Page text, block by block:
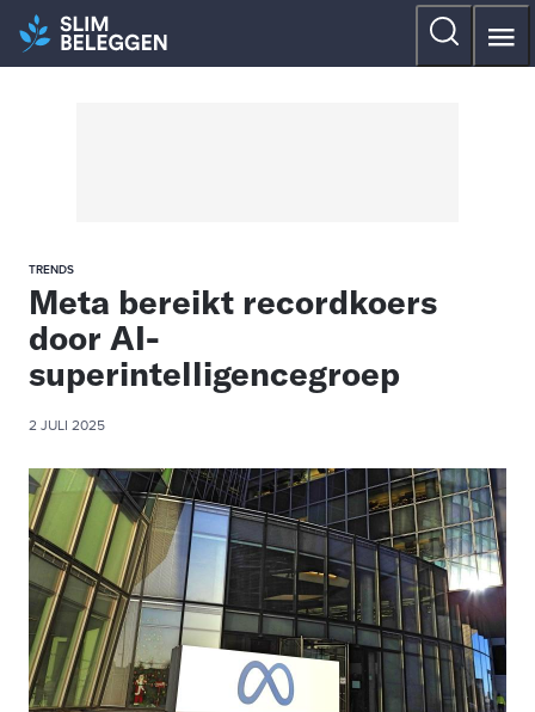
TRENDS
Meta bereikt recordkoers
door AI-
superintelligencegroep
2 JULI 2025